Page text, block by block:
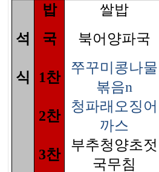
밥
쌀밥
석
국 북어양파국
식 1찬
쭈꾸미콩나물
볶음n
2찬
청파래오징어
까스
3찬
부추청양초젓
국무침